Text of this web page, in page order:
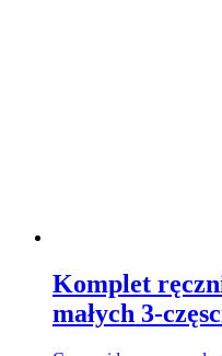
Komplet
małych 3-